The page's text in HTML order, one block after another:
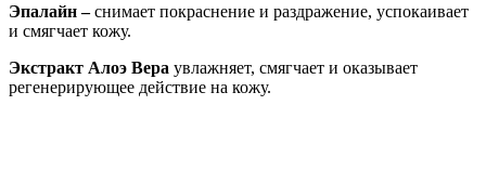
Эпалайн –снимает покраснение и раздражение, успокаивает
и смягчает кожу.
Экстракт Алоэ Вера увлажняет, смягчает и оказывает
регенерирующее действие на кожу.